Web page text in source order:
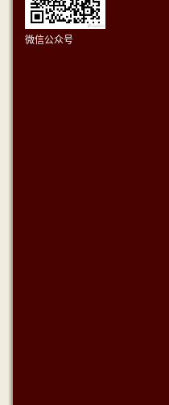
微信公众号